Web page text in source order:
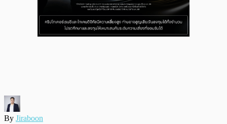
By Jiraboon